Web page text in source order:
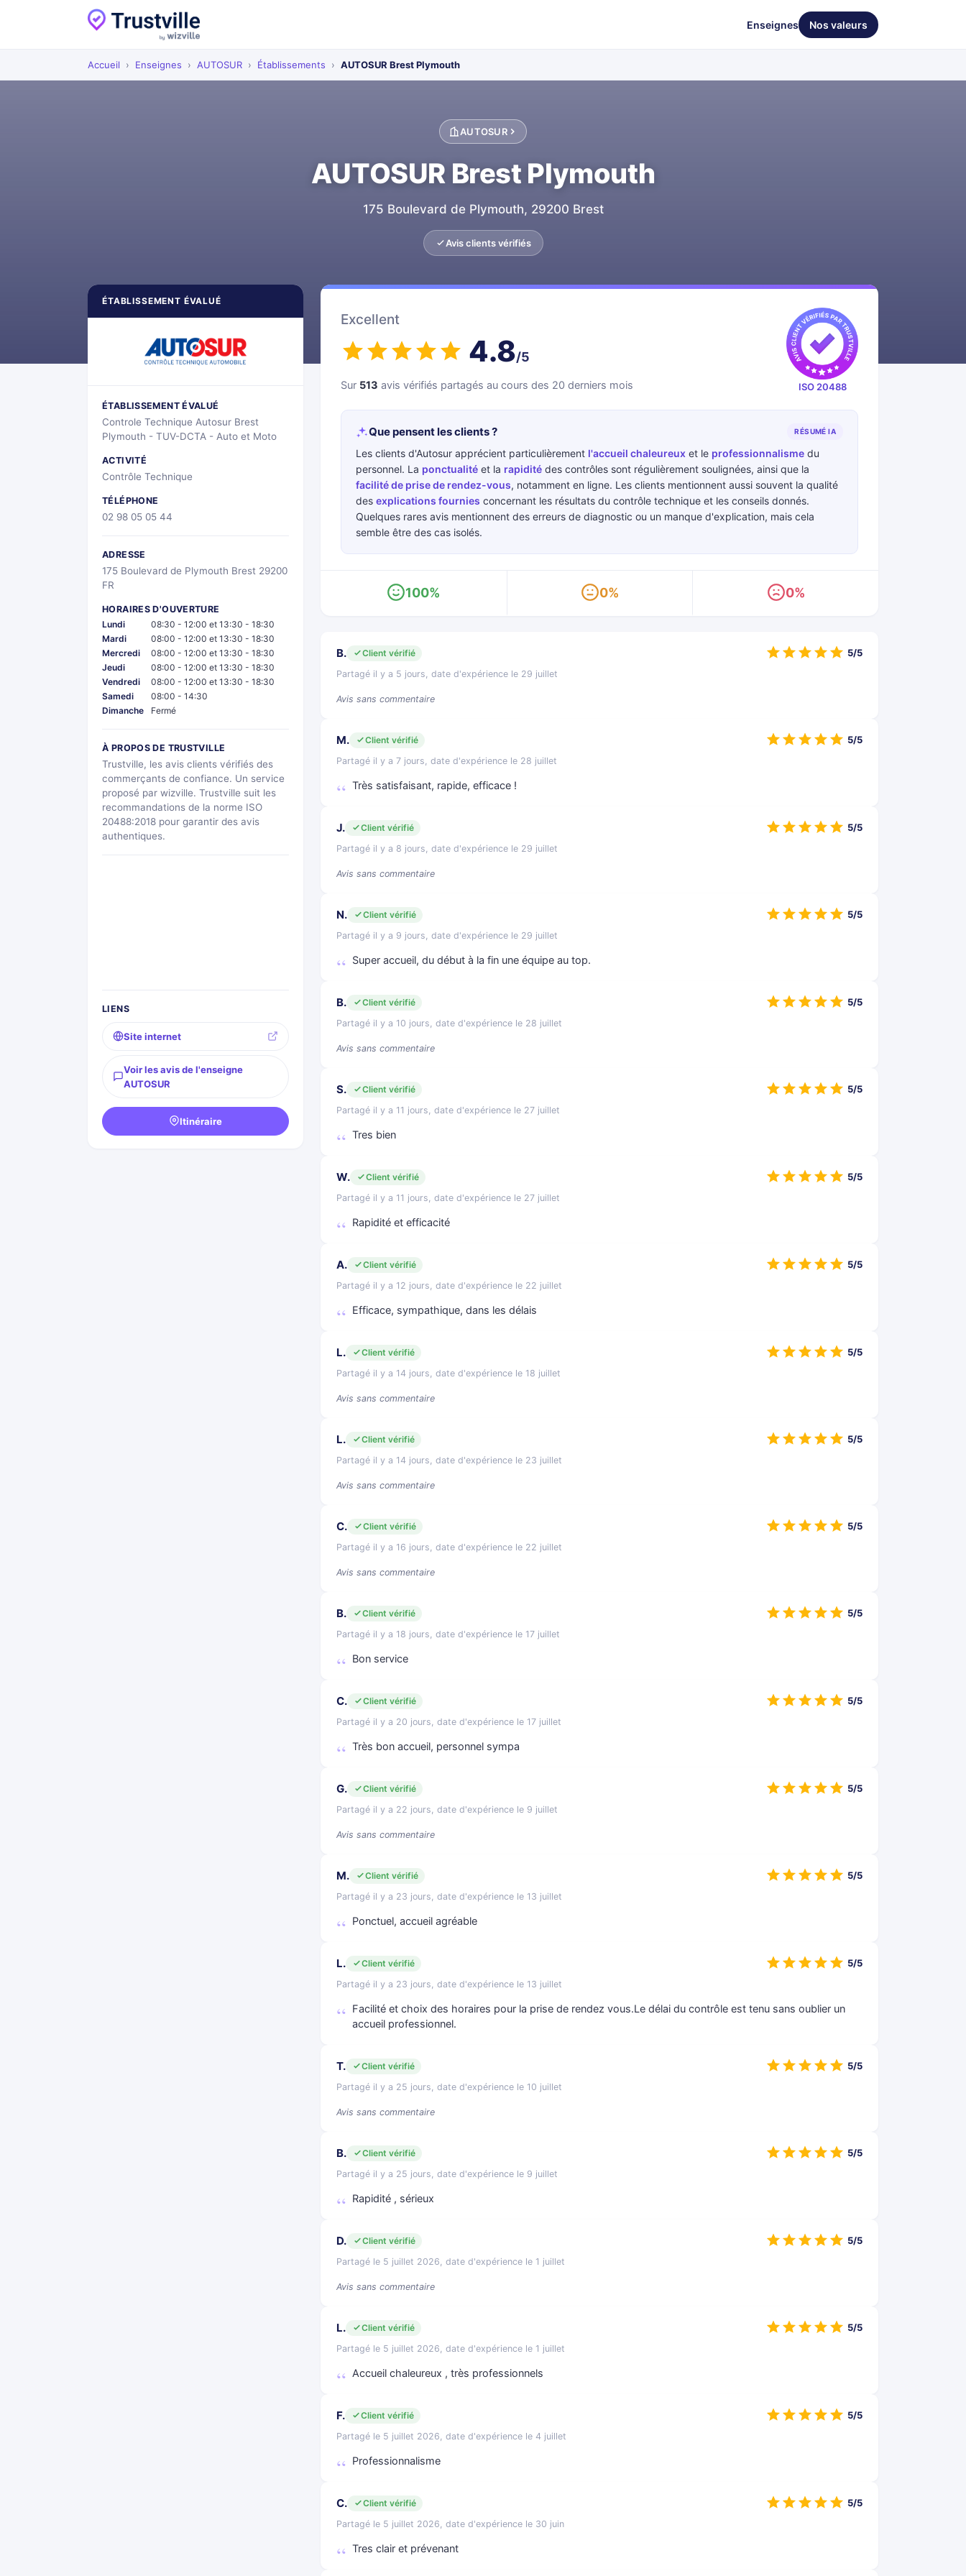
Enseignes Nos valeurs
Accueil › Enseignes › AUTOSUR › Établissements › AUTOSUR Brest Plymouth
AUTOSUR
AUTOSUR Brest Plymouth
175 Boulevard de Plymouth, 29200 Brest
Avis clients vérifiés
ÉTABLISSEMENT ÉVALUÉ
ÉTABLISSEMENT ÉVALUÉ
Controle Technique Autosur Brest
Plymouth - TUV-DCTA - Auto et Moto
ACTIVITÉ
Contrôle Technique
TÉLÉPHONE
02 98 05 05 44
ADRESSE
175 Boulevard de Plymouth Brest 29200
FR
HORAIRES D'OUVERTURE
Lundi
08:30 - 12:00 et 13:30 - 18:30
Mardi
08:00 - 12:00 et 13:30 - 18:30
Mercredi
08:00 - 12:00 et 13:30 - 18:30
Jeudi
08:00 - 12:00 et 13:30 - 18:30
Vendredi
08:00 - 12:00 et 13:30 - 18:30
Samedi
08:00 - 14:30
Dimanche
Fermé
À PROPOS DE TRUSTVILLE
Trustville, les avis clients vérifiés des
commerçants de confiance. Un service
proposé par wizville. Trustville suit les
recommandations de la norme ISO
20488:2018 pour garantir des avis
authentiques.
LIENS
Site internet
Voir les avis de l'enseigne
AUTOSUR
Itinéraire
Excellent
4.8/5
Sur 513 avis vérifiés partagés au cours des 20 derniers mois ISO 20488
Que pensent les clients ? RÉSUMÉ IA
Les clients d'Autosur apprécient particulièrement l'accueil chaleureux et le professionnalisme du
personnel. La ponctualité et la rapidité des contrôles sont régulièrement soulignées, ainsi que la
facilité de prise de rendez-vous, notamment en ligne. Les clients mentionnent aussi souvent la qualité
des explications fournies concernant les résultats du contrôle technique et les conseils donnés.
Quelques rares avis mentionnent des erreurs de diagnostic ou un manque d'explication, mais cela
semble être des cas isolés.
100% 0% 0%
B.
Client vérifié
Partagé il y a 5 jours, date d'expérience le 29 juillet
Avis sans commentaire
5/5
M.
Client vérifié
Partagé il y a 7 jours, date d'expérience le 28 juillet
Très satisfaisant, rapide, efficace !
5/5
J.
Client vérifié
Partagé il y a 8 jours, date d'expérience le 29 juillet
Avis sans commentaire
5/5
N.
Client vérifié
Partagé il y a 9 jours, date d'expérience le 29 juillet
Super accueil, du début à la fin une équipe au top.
5/5
B.
Client vérifié
Partagé il y a 10 jours, date d'expérience le 28 juillet
Avis sans commentaire
5/5
S.
Client vérifié
Partagé il y a 11 jours, date d'expérience le 27 juillet
Tres bien
5/5
W.
Client vérifié
Partagé il y a 11 jours, date d'expérience le 27 juillet
Rapidité et efficacité
5/5
A.
Client vérifié
Partagé il y a 12 jours, date d'expérience le 22 juillet
Efficace, sympathique, dans les délais
5/5
L.
Client vérifié
Partagé il y a 14 jours, date d'expérience le 18 juillet
Avis sans commentaire
5/5
L.
Client vérifié
Partagé il y a 14 jours, date d'expérience le 23 juillet
Avis sans commentaire
5/5
C.
Client vérifié
Partagé il y a 16 jours, date d'expérience le 22 juillet
Avis sans commentaire
5/5
B.
Client vérifié
Partagé il y a 18 jours, date d'expérience le 17 juillet
Bon service
5/5
C.
Client vérifié
Partagé il y a 20 jours, date d'expérience le 17 juillet
Très bon accueil, personnel sympa
5/5
G.
Client vérifié
Partagé il y a 22 jours, date d'expérience le 9 juillet
Avis sans commentaire
5/5
M.
Client vérifié
Partagé il y a 23 jours, date d'expérience le 13 juillet
Ponctuel, accueil agréable
5/5
L.
Client vérifié
Partagé il y a 23 jours, date d'expérience le 13 juillet
Facilité et choix des horaires pour la prise de rendez vous.Le délai du contrôle est tenu sans oublier un
accueil professionnel.
5/5
T.
Client vérifié
Partagé il y a 25 jours, date d'expérience le 10 juillet
Avis sans commentaire
5/5
B.
Client vérifié
Partagé il y a 25 jours, date d'expérience le 9 juillet
Rapidité , sérieux
5/5
D.
Client vérifié
Partagé le 5 juillet 2026, date d'expérience le 1 juillet
Avis sans commentaire
5/5
L.
Client vérifié
Partagé le 5 juillet 2026, date d'expérience le 1 juillet
Accueil chaleureux , très professionnels
5/5
F.
Client vérifié
Partagé le 5 juillet 2026, date d'expérience le 4 juillet
Professionnalisme
5/5
C.
Client vérifié
Partagé le 5 juillet 2026, date d'expérience le 30 juin
Tres clair et prévenant
5/5